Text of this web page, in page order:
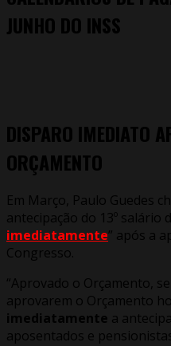
JUNHO DO INSS
DISPARO IMEDIATO
ORÇAMENTO
Em Março, Paulo Guedes
antecipação do 13º salário
imediatamente” após a
Congresso.
“Aprovado o Orçamento,
aprovarem o Orçamento
imediatamente a
aposentados e